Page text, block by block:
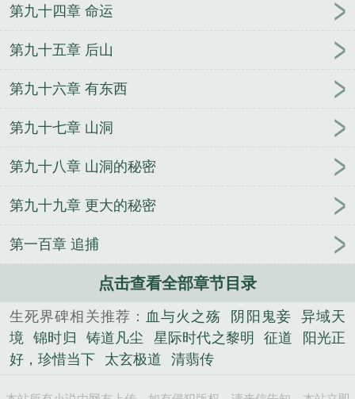
第九十四章 命运
第九十五章 后山
第九十六章 有东西
第九十七章 山洞
第九十八章 山洞的秘密
第九十九章 更大的秘密
第一百章 追捕
点击查看全部章节目录
生死界碑相关推荐： 血与火之殇 阴阳鬼妾
异域天
境
锦时归 铸道凡尘 星际时代之黎明 征道
阳光正
好，珍惜当下
太玄极道 清翡传